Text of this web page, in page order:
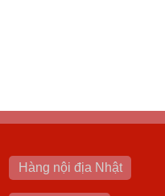
Hàng nội địa Nhật